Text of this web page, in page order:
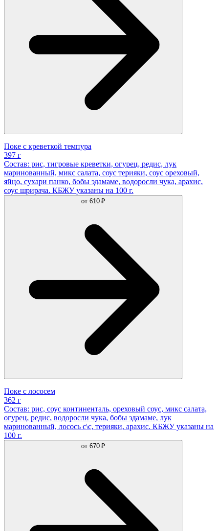
Поке с креветкой темпура
397 г
Состав: рис, тигровые креветки, огурец, редис, лук
маринованный, микс салата, соус терияки, соус ореховый,
яйцо, сухари панко, бобы эдамаме, водоросли чука, арахис,
соус шрирача. КБЖУ указаны на 100 г.
от 610 ₽
Поке с лососем
362 г
Состав: рис, соус континенталь, ореховый соус, микс салата,
огурец, редис, водоросли чука, бобы эдамаме, лук
маринованный, лосось с\с, терияки, арахис. КБЖУ указаны на
100 г.
от 670 ₽